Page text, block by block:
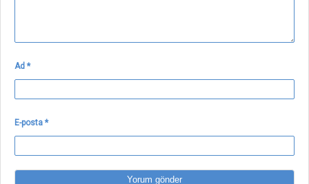
Ad *
E-posta *